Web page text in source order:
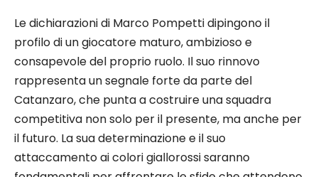
Le dichiarazioni di Marco Pompetti dipingono il
profilo di un giocatore maturo, ambizioso e
consapevole del proprio ruolo. Il suo rinnovo
rappresenta un segnale forte da parte del
Catanzaro, che punta a costruire una squadra
competitiva non solo per il presente, ma anche per
il futuro. La sua determinazione e il suo
attaccamento ai colori giallorossi saranno